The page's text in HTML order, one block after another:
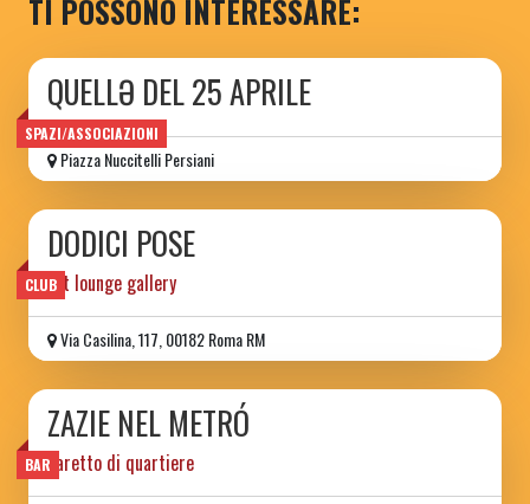
TI POSSONO INTERESSARE:
SPAZI/ASSOCIAZIONI
QUELLƏ DEL 25 APRILE
Piazza Nuccitelli Persiani
CLUB
DODICI POSE
art lounge gallery
Via Casilina, 117, 00182 Roma RM
BAR
ZAZIE NEL METRÓ
baretto di quartiere